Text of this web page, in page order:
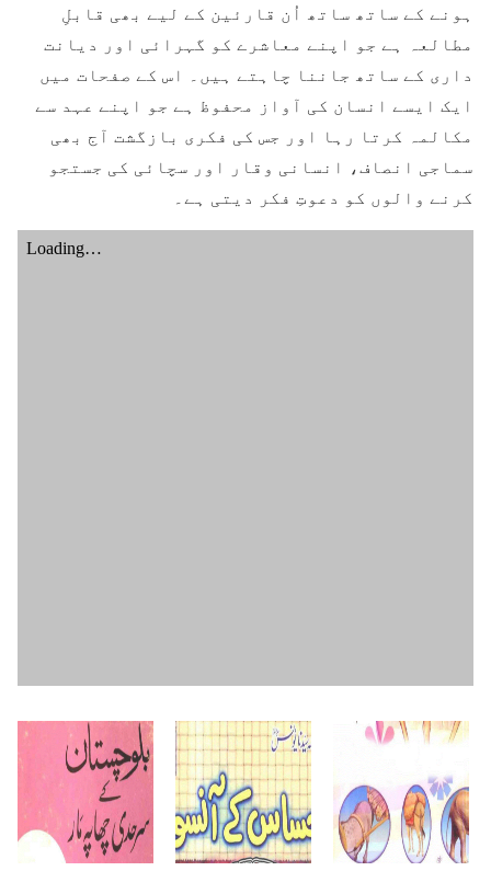
ہونے کے ساتھ ساتھ اُن قارئین کے لیے بھی قابلِ
مطالعہ ہے جو اپنے معاشرے کو گہرائی اور دیانت
داری کے ساتھ جاننا چاہتے ہیں۔ اس کے صفحات میں
ایک ایسے انسان کی آواز محفوظ ہے جو اپنے عہد سے
مکالمہ کرتا رہا اور جس کی فکری بازگشت آج بھی
سماجی انصاف، انسانی وقار اور سچائی کی جستجو
کرنے والوں کو دعوتِ فکر دیتی ہے۔